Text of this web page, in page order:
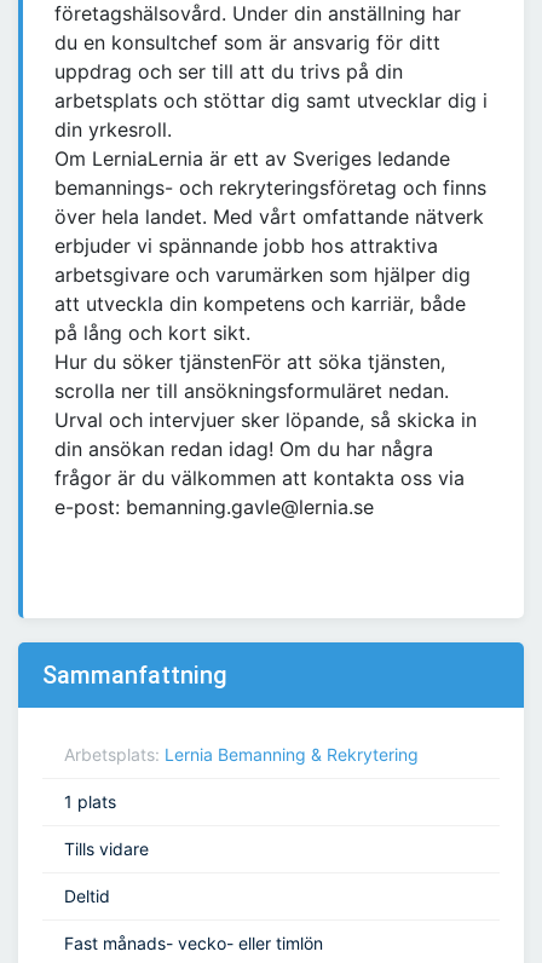
företagshälsovård. Under din anställning har
du en konsultchef som är ansvarig för ditt
uppdrag och ser till att du trivs på din
arbetsplats och stöttar dig samt utvecklar dig i
din yrkesroll.
Om LerniaLernia är ett av Sveriges ledande
bemannings- och rekryteringsföretag och finns
över hela landet. Med vårt omfattande nätverk
erbjuder vi spännande jobb hos attraktiva
arbetsgivare och varumärken som hjälper dig
att utveckla din kompetens och karriär, både
på lång och kort sikt.
Hur du söker tjänstenFör att söka tjänsten,
scrolla ner till ansökningsformuläret nedan.
Urval och intervjuer sker löpande, så skicka in
din ansökan redan idag! Om du har några
frågor är du välkommen att kontakta oss via
e-post: bemanning.gavle@lernia.se
Sammanfattning
Arbetsplats: Lernia Bemanning & Rekrytering
1 plats
Tills vidare
Deltid
Fast månads- vecko- eller timlön